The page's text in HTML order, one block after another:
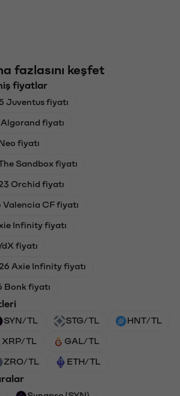
fazlasını keşfet
fiyatlar
Juventus fiyatı
fiyatı
fiyatı
Sandbox fiyatı
Orchid fiyatı
Valencia CF fiyatı
Infinity fiyatı
fiyatı
Axie Infinity fiyatı
Bonk fiyatı
SYN/TL STG/TL HNT/TL
XRP/TL GAL/TL
ZRO/TL ETH/TL